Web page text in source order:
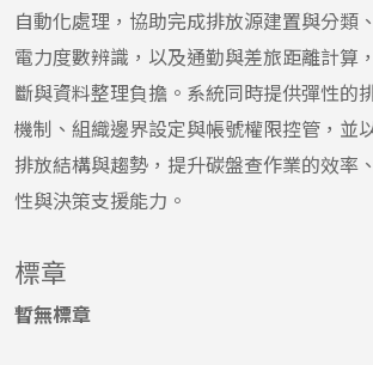
自動化處理，協助完成排放源建置與分類
電力度數辨識，以及通勤與差旅距離計算
斷與資料整理負擔。系統同時提供彈性的
機制、組織邊界設定與帳號權限控管，並
排放結構與趨勢，提升碳盤查作業的效率
性與決策支援能力。
標章
暫無標章